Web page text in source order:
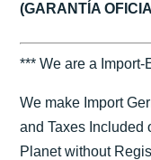
(GARANTÍA
*** We are a
We make Import
and Taxes Included
Planet without